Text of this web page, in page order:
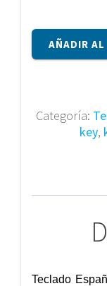
Teclado
Español
9300
cantidad
AÑADIR
Categoría:
key,
Teclado